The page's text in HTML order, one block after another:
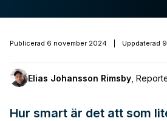
Publicerad 6 november 2024 Uppdaterad
Elias Johansson Rimsby
Hur smart är det att som